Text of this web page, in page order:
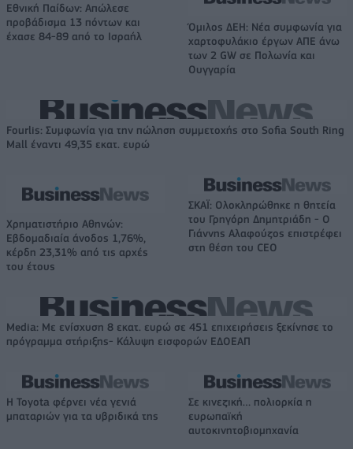
Εθνική Παίδων: Απώλεσε
προβάδισμα 13 πόντων και
έχασε 84-89 από το Ισραήλ
Όμιλος ΔΕΗ: Νέα συμφωνία για
χαρτοφυλάκιο έργων ΑΠΕ άνω
των 2 GW σε Πολωνία και
Ουγγαρία
Fourlis: Συμφωνία για την πώληση συμμετοχής στο Sofia South Ring
Mall έναντι 49,35 εκατ. ευρώ
Χρηματιστήριο Αθηνών:
Εβδομαδιαία άνοδος 1,76%,
κέρδη 23,31% από τις αρχές
του έτους
ΣΚΑΪ: Ολοκληρώθηκε η θητεία
του Γρηγόρη Δημητριάδη - Ο
Γιάννης Αλαφούζος επιστρέφει
στη θέση του CEO
Media: Με ενίσχυση 8 εκατ. ευρώ σε 451 επιχειρήσεις ξεκίνησε το
πρόγραμμα στήριξης- Κάλυψη εισφορών ΕΔΟΕΑΠ
Η Toyota φέρνει νέα γενιά
μπαταριών για τα υβριδικά της
Σε κινεζική… πολιορκία η
ευρωπαϊκή
αυτοκινητοβιομηχανία